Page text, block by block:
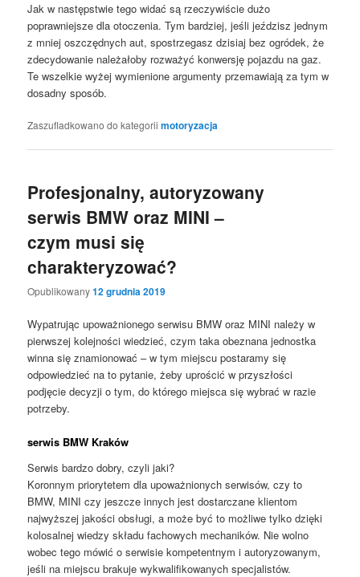
Jak w następstwie tego widać są rzeczywiście dużo
poprawniejsze dla otoczenia. Tym bardziej, jeśli jeździsz jednym
z mniej oszczędnych aut, spostrzegasz dzisiaj bez ogródek, że
zdecydowanie należałoby rozważyć konwersję pojazdu na gaz.
Te wszelkie wyżej wymienione argumenty przemawiają za tym w
dosadny sposób.
Zaszufladkowano do kategorii motoryzacja
Profesjonalny, autoryzowany
serwis BMW oraz MINI –
czym musi się
charakteryzować?
Opublikowany12 grudnia 2019
Wypatrując upoważnionego serwisu BMW oraz MINI należy w
pierwszej kolejności wiedzieć, czym taka obeznana jednostka
winna się znamionować – w tym miejscu postaramy się
odpowiedzieć na to pytanie, żeby uprościć w przyszłości
podjęcie decyzji o tym, do którego miejsca się wybrać w razie
potrzeby.
serwis BMW Kraków
Serwis bardzo dobry, czyli jaki?
Koronnym priorytetem dla upoważnionych serwisów, czy to
BMW, MINI czy jeszcze innych jest dostarczane klientom
najwyższej jakości obsługi, a może być to możliwe tylko dzięki
kolosalnej wiedzy składu fachowych mechaników. Nie wolno
wobec tego mówić o serwisie kompetentnym i autoryzowanym,
jeśli na miejscu brakuje wykwalifikowanych specjalistów.